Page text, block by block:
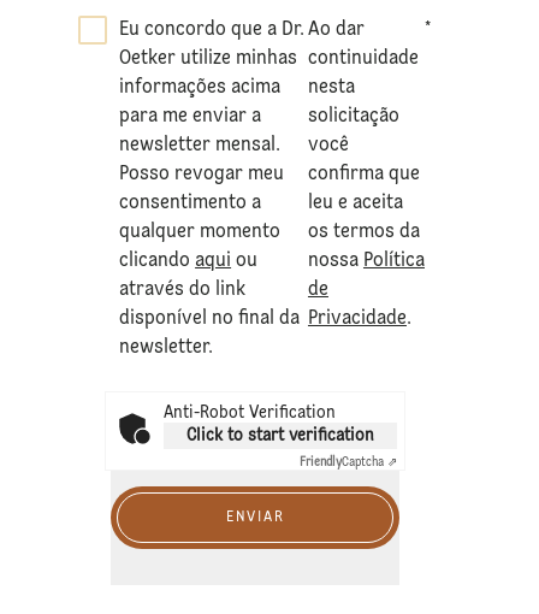
Eu concordo que a Dr.
Oetker utilize minhas
informações acima
para me enviar a
newsletter mensal.
Posso revogar meu
consentimento a
qualquer momento
clicando aqui ou
através do link
disponível no final da
newsletter.
Ao dar
continuidade
nesta
solicitação
você
confirma que
leu e aceita
os termos da
nossa Política
de
Privacidade.
*
Anti-Robot Verification
Click to start verification
FriendlyCaptcha ⇗
ENVIAR